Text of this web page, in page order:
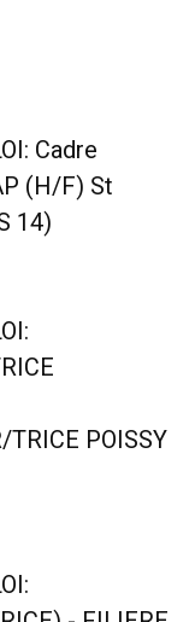
Cadre
(H/F) St
14)
TRICE POISSY